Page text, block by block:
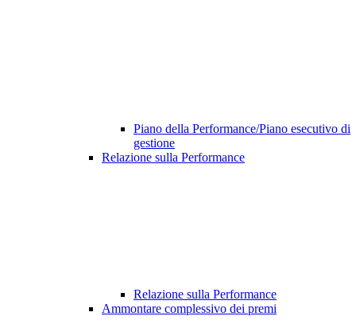
Piano della Performance/Piano esecutivo di
gestione
Relazione sulla Performance
Relazione sulla Performance
Ammontare complessivo dei premi